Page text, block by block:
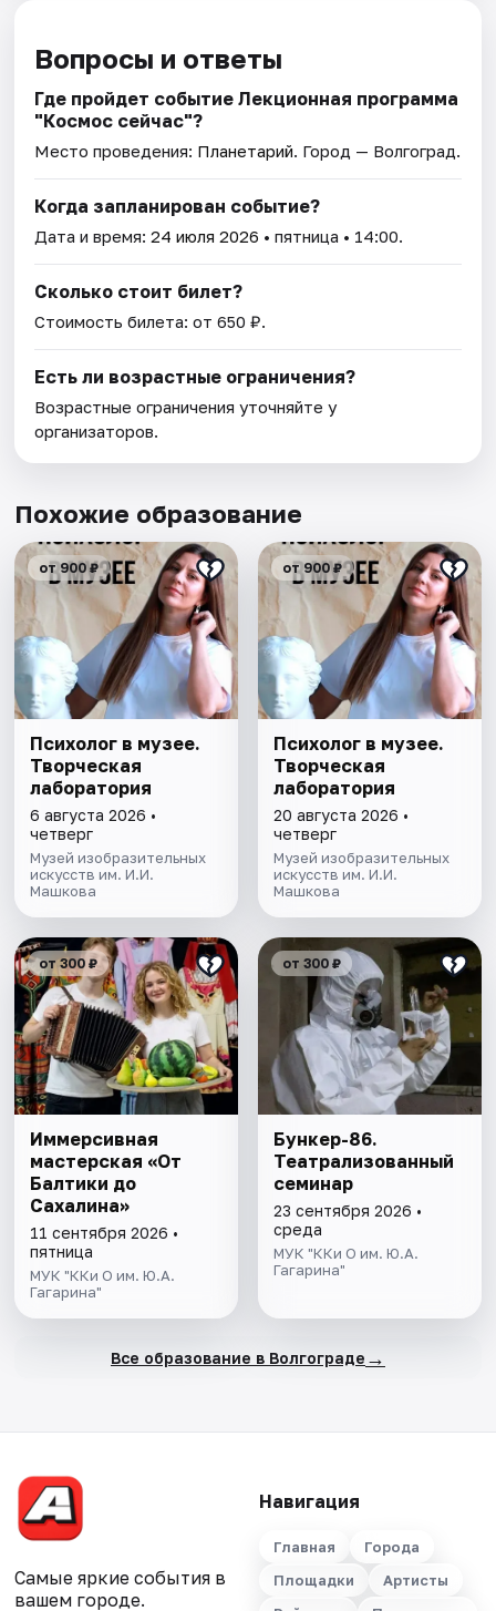
Вопросы и ответы
Где пройдет событие Лекционная программа
"Космос сейчас"?
Место проведения: Планетарий. Город — Волгоград.
Когда запланирован событие?
Дата и время:24 июля 2026 • пятница • 14:00.
Сколько стоит билет?
Стоимость билета: от 650 ₽.
Есть ли возрастные ограничения?
Возрастные ограничения уточняйте у
организаторов.
Похожие образование
от 900 ₽
Психолог в музее.
Творческая
лаборатория
6 августа 2026 •
четверг
Музей изобразительных
искусств им. И.И.
Машкова
от 900 ₽
Психолог в музее.
Творческая
лаборатория
20 августа 2026 •
четверг
Музей изобразительных
искусств им. И.И.
Машкова
от 300 ₽
Иммерсивная
мастерская «От
Балтики до
Сахалина»
11 сентября 2026 •
пятница
МУК "ККи О им. Ю.А.
Гагарина"
от 300 ₽
Бункер-86.
Театрализованный
семинар
23 сентября 2026 •
среда
МУК "ККи О им. Ю.А.
Гагарина"
Все образование в Волгограде →
Самые яркие события в
вашем городе.
Навигация
Главная
Города
Площадки
Артисты